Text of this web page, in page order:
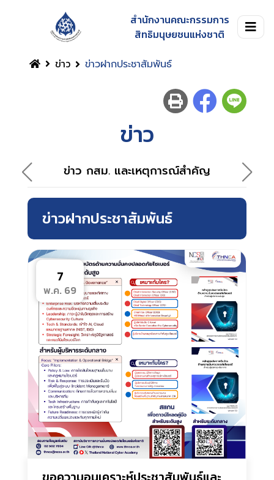
สำนักงานคณะกรรมการ
สิทธิมนุษยชนแห่งชาติ
ข่าว
ข่าวฝากประชาสัมพันธ์
ข่าว
ข่าว กสม. และเหตุการณ์สำคัญ
ข่าวฝากประชาสัมพันธ์
7
พ.ค. 69